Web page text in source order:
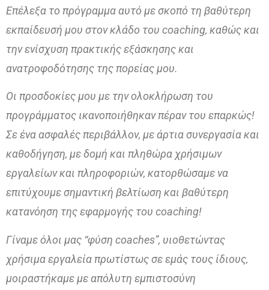
Επέλεξα το πρόγραμμα αυτό με σκοπό τη βαθύτερη
εκπαίδευσή μου στον κλάδο του coaching, καθώς και
την ενίσχυση πρακτικής εξάσκησης και
ανατροφοδότησης της πορείας μου.
Οι προσδοκίες μου με την ολοκλήρωση του
προγράμματος ικανοποιήθηκαν πέραν του επαρκώς!
Σε ένα ασφαλές περιβάλλον, με άρτια συνεργασία και
καθοδήγηση, με δομή και πληθώρα χρήσιμων
εργαλείων και πληροφοριών, κατορθώσαμε να
επιτύχουμε σημαντική βελτίωση και βαθύτερη
κατανόηση της εφαρμογής του coaching!
Γίναμε όλοι μας “φύση coaches”, υιοθετώντας
χρήσιμα εργαλεία πρωτίστως σε εμάς τους ίδιους,
μοιραστήκαμε με απόλυτη εμπιστοσύνη